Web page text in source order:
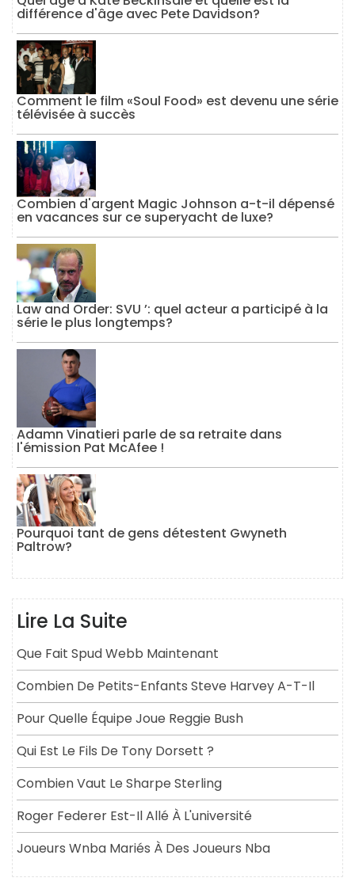
différence d'âge avec Pete Davidson?
Comment le film «Soul Food» est devenu une série
télévisée à succès
Combien d'argent Magic Johnson a-t-il dépensé
en vacances sur ce superyacht de luxe?
Law and Order: SVU ’: quel acteur a participé à la
série le plus longtemps?
Adamn Vinatieri parle de sa retraite dans
l'émission Pat McAfee !
Pourquoi tant de gens détestent Gwyneth
Paltrow?
Lire La Suite
Que Fait Spud Webb Maintenant
Combien De Petits-Enfants Steve Harvey A-T-Il
Pour Quelle Équipe Joue Reggie Bush
Qui Est Le Fils De Tony Dorsett ?
Combien Vaut Le Sharpe Sterling
Roger Federer Est-Il Allé À L'université
Joueurs Wnba Mariés À Des Joueurs Nba